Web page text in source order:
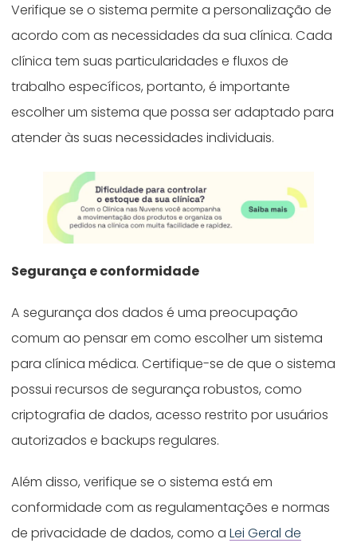
Verifique se o sistema permite a personalização de
acordo com as necessidades da sua clínica. Cada
clínica tem suas particularidades e fluxos de
trabalho específicos, portanto, é importante
escolher um sistema que possa ser adaptado para
atender às suas necessidades individuais.
Segurança e conformidade
A segurança dos dados é uma preocupação
comum ao pensar em como escolher um sistema
para clínica médica. Certifique-se de que o sistema
possui recursos de segurança robustos, como
criptografia de dados, acesso restrito por usuários
autorizados e backups regulares.
Além disso, verifique se o sistema está em
conformidade com as regulamentações e normas
de privacidade de dados, como aLei Geral de